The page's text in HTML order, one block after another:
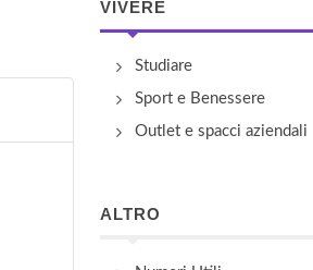
VIVERE
Studiare
Sport e Benessere
Outlet e spacci aziendali
ALTRO